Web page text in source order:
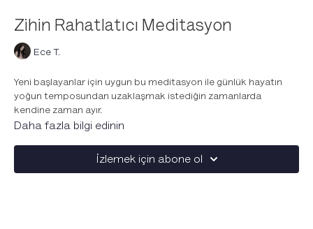
Zihin Rahatlatıcı Meditasyon
Ece T.
Yeni başlayanlar için uygun bu meditasyon ile günlük hayatın
yoğun temposundan uzaklaşmak istediğin zamanlarda
kendine zaman ayır.
Zihni sakinleştirirken kendini tekrar "olma haline" taşı.
Anın tadını çıkar, zihinsel dinginliği güçlendir ve içsel huzurunu
Daha fazla bilgi edinin
İzlemek için abone ol